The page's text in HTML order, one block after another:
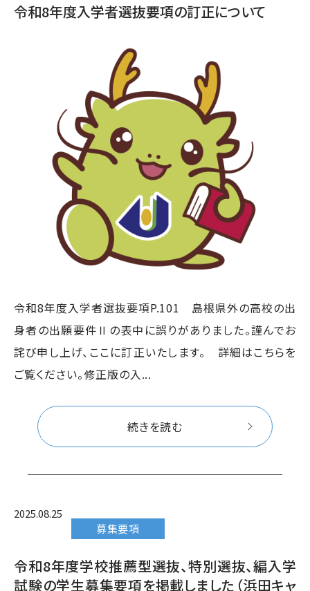
令和8年度入学者選抜要項の訂正について
令和8年度入学者選抜要項P.101 島根県外の高校の出
身者の出願要件Ⅱの表中に誤りがありました。謹んでお
詫び申し上げ、ここに訂正いたします。 詳細はこちらを
ご覧ください。修正版の入...
続きを読む
2025.08.25
募集要項
令和8年度学校推薦型選抜、特別選抜、編入学
試験の学生募集要項を掲載しました（浜田キャ